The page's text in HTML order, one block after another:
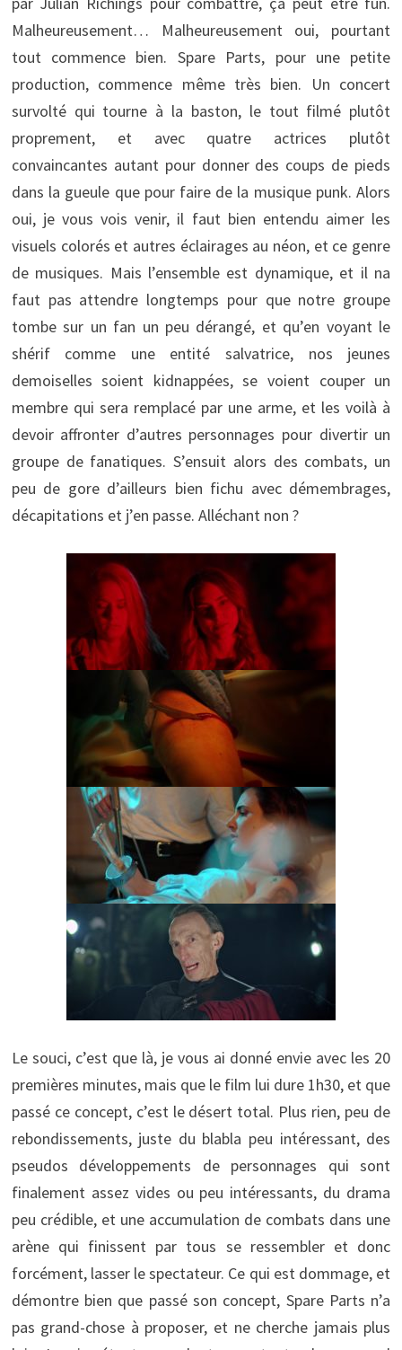
Malheureusement… Malheureusement oui, pourtant
tout commence bien. Spare Parts, pour une petite
production, commence même très bien. Un concert
survolté qui tourne à la baston, le tout filmé plutôt
proprement, et avec quatre actrices plutôt
convaincantes autant pour donner des coups de pieds
dans la gueule que pour faire de la musique punk. Alors
oui, je vous vois venir, il faut bien entendu aimer les
visuels colorés et autres éclairages au néon, et ce genre
de musiques. Mais l’ensemble est dynamique, et il na
faut pas attendre longtemps pour que notre groupe
tombe sur un fan un peu dérangé, et qu’en voyant le
shérif comme une entité salvatrice, nos jeunes
demoiselles soient kidnappées, se voient couper un
membre qui sera remplacé par une arme, et les voilà à
devoir affronter d’autres personnages pour divertir un
groupe de fanatiques. S’ensuit alors des combats, un
peu de gore d’ailleurs bien fichu avec démembrages,
décapitations et j’en passe. Alléchant non ?
Le souci, c’est que là, je vous ai donné envie avec les 20
premières minutes, mais que le film lui dure 1h30, et que
passé ce concept, c’est le désert total. Plus rien, peu de
rebondissements, juste du blabla peu intéressant, des
pseudos développements de personnages qui sont
finalement assez vides ou peu intéressants, du drama
peu crédible, et une accumulation de combats dans une
arène qui finissent par tous se ressembler et donc
forcément, lasser le spectateur. Ce qui est dommage, et
démontre bien que passé son concept, Spare Parts n’a
pas grand-chose à proposer, et ne cherche jamais plus